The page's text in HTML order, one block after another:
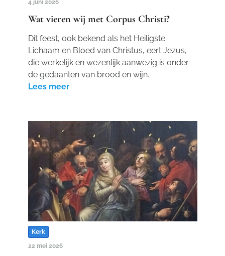
4 juni 2026
Wat vieren wij met Corpus Christi?
Dit feest, ook bekend als het Heiligste
Lichaam en Bloed van Christus, eert Jezus,
die werkelijk en wezenlijk aanwezig is onder
de gedaanten van brood en wijn.
Lees meer
Kerk
22 mei 2026